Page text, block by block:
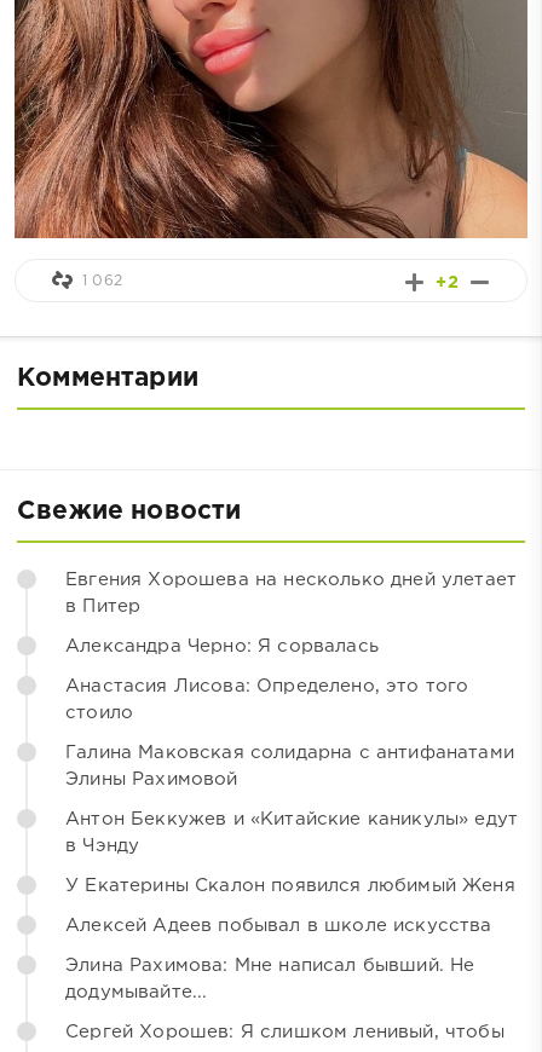
+2
1 062
Комментарии
Свежие новости
Евгения Хорошева на несколько дней улетает
в Питер
Александра Черно: Я сорвалась
Анастасия Лисова: Определено, это того
стоило
Галина Маковская солидарна с антифанатами
Элины Рахимовой
Антон Беккужев и «Китайские каникулы» едут
в Чэнду
У Екатерины Скалон появился любимый Женя
Алексей Адеев побывал в школе искусства
Элина Рахимова: Мне написал бывший. Не
додумывайте...
Сергей Хорошев: Я слишком ленивый, чтобы